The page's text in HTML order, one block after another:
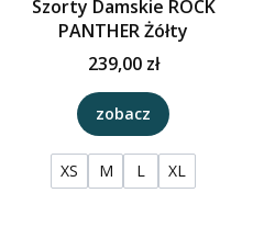
Szorty Damskie ROCK
PANTHER Żółty
239,00 zł
zobacz
XS M L XL